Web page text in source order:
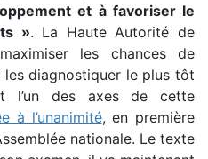
et à favoriser le
». La Haute Autorité de
les chances de
diagnostiquer le plus tôt
l’un des axes de cette
à l’unanimité, en première
nationale. Le texte